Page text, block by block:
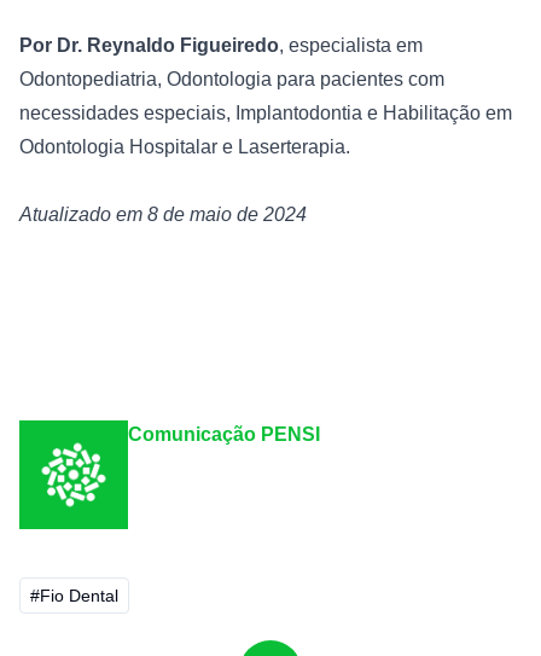
Por Dr. Reynaldo Figueiredo, especialista em
Odontopediatria, Odontologia para pacientes com
necessidades especiais, Implantodontia e Habilitação em
Odontologia Hospitalar e Laserterapia.
Atualizado em 8 de maio de 2024
Comunicação PENSI
#Fio Dental